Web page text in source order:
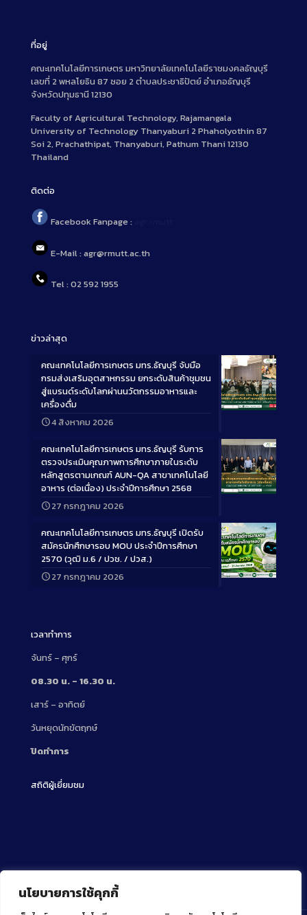
นโยบายการใช้คุกกี้
ที่อยู่
คณะเทคโนโลยีการเกษตร มหาวิทยาลัยเทคโนโลยีราชมงคลธัญบุรี
เลขที่ 2 พหลโยธิน 87 ซอย 2 ตำบลประชาธิปัตย์ อำเภอธัญบุรี
จังหวัดปทุมธานี 12130
Faculty of Agricultural Technology, Rajamangala
University of Technology Thanyaburi 2 Phaholyothin 87
Soi 2, Prachathipat, Thanyaburi, Pathum Thani 12130
Thailand
ติดต่อ
Facebook Fanpage :
E-Mail : agr@rmutt.ac.th
Tel : 02 592 1955
ข่าวล่าสุด
Long
คณะเทคโนโลยีการเกษตร มทร.ธัญบุรี จับมือ
กรมส่งเสริมอุตสาหกรรม ยกระดับสินค้าชุมชน
สู่แบรนด์ระดับโลกผ่านนวัตกรรมอาหารและ
เครื่องดื่ม
4 สิงหาคม 2026
Long
คณะเทคโนโลยีการเกษตร มทร.ธัญบุรี รับการ
ตรวจประเมินคุณภาพการศึกษาภายในระดับ
หลักสูตรตามเกณฑ์ AUN-QA สาขาเทคโนโลยี
อาหาร (ต่อเนื่อง) ประจำปีการศึกษา 2568
27 กรกฎาคม 2026
Long
คณะเทคโนโลยีการเกษตร มทร.ธัญบุรี เปิดรับ
สมัครนักศึกษารอบ MOU ประจำปีการศึกษา
2570 (วุฒิ ม.6 / ปวช. / ปวส.)
27 กรกฎาคม 2026
เวลาทำการ
จันทร์ – ศุกร์
08.30 น. – 16.30 น.
เสาร์ – อาทิตย์
วันหยุดนักขัตฤกษ์
ปิดทำการ
สถิติผู้เยี่ยมชม